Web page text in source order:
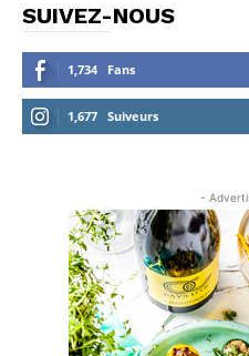
SUIVEZ-NOUS
1,734 Fans
1,677 Suiveurs
-